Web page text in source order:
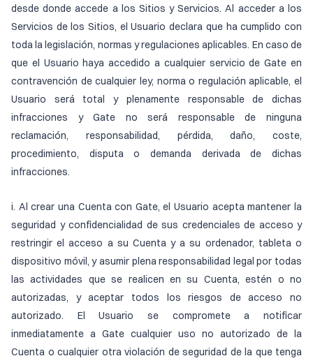
desde donde accede a los Sitios y Servicios. Al acceder a los
Servicios de los Sitios, el Usuario declara que ha cumplido con
toda la legislación, normas y regulaciones aplicables. En caso de
que el Usuario haya accedido a cualquier servicio de Gate en
contravención de cualquier ley, norma o regulación aplicable, el
Usuario será total y plenamente responsable de dichas
infracciones y Gate no será responsable de ninguna
reclamación, responsabilidad, pérdida, daño, coste,
procedimiento, disputa o demanda derivada de dichas
infracciones.
i. Al crear una Cuenta con Gate, el Usuario acepta mantener la
seguridad y confidencialidad de sus credenciales de acceso y
restringir el acceso a su Cuenta y a su ordenador, tableta o
dispositivo móvil, y asumir plena responsabilidad legal por todas
las actividades que se realicen en su Cuenta, estén o no
autorizadas, y aceptar todos los riesgos de acceso no
autorizado. El Usuario se compromete a notificar
inmediatamente a Gate cualquier uso no autorizado de la
Cuenta o cualquier otra violación de seguridad de la que tenga